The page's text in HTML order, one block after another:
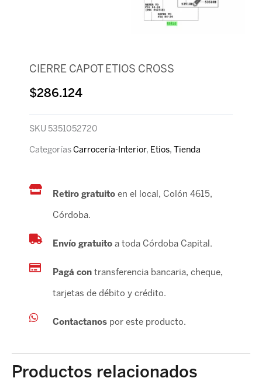
CIERRE CAPOT ETIOS CROSS
$286.124
SKU 5351052720
Categorías Carrocería-Interior, Etios, Tienda
Retiro gratuito en el local, Colón 4615,
Córdoba.
Envío gratuitoa toda Córdoba Capital.
Pagá contransferencia bancaria, cheque,
tarjetas de débito y crédito.
Contactanospor este producto.
Productos relacionados